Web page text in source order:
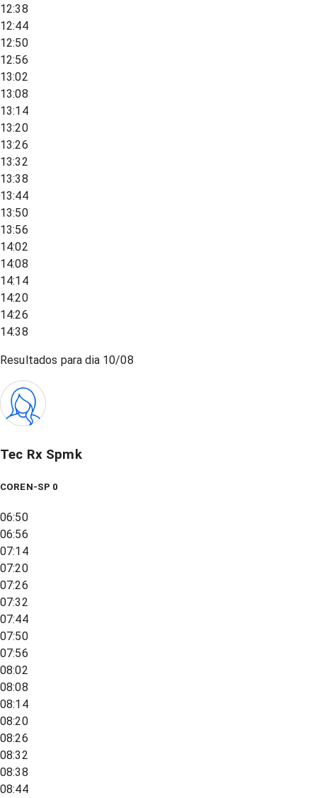
12:38
12:44
12:50
12:56
13:02
13:08
13:14
13:20
13:26
13:32
13:38
13:44
13:50
13:56
14:02
14:08
14:14
14:20
14:26
14:38
Resultados para dia 10/08
Tec Rx Spmk
COREN-SP 0
06:50
06:56
07:14
07:20
07:26
07:32
07:44
07:50
07:56
08:02
08:08
08:14
08:20
08:26
08:32
08:38
08:44